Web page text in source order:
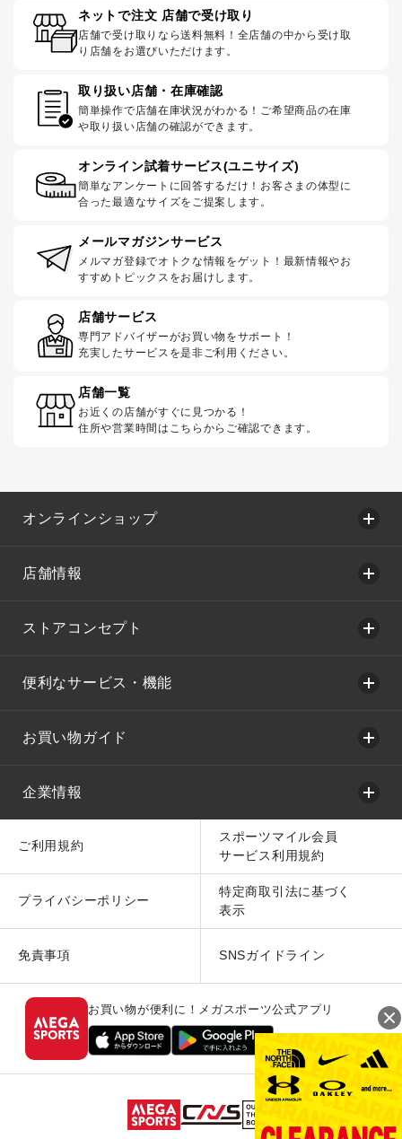
ネットで注文 店舗で受け取り
店舗で受け取りなら送料無料！全店舗の中から受け取
り店舗をお選びいただけます。
取り扱い店舗・在庫確認
簡単操作で店舗在庫状況がわかる！ご希望商品の在庫
や取り扱い店舗の確認ができます。
オンライン試着サービス(ユニサイズ)
簡単なアンケートに回答するだけ！お客さまの体型に
合った最適なサイズをご提案します。
メールマガジンサービス
メルマガ登録でオトクな情報をゲット！最新情報やお
すすめトピックスをお届けします。
店舗サービス
専門アドバイザーがお買い物をサポート！
充実したサービスを是非ご利用ください。
店舗一覧
お近くの店舗がすぐに見つかる！
住所や営業時間はこちらからご確認できます。
オンラインショップ
店舗情報
ストアコンセプト
便利なサービス・機能
お買い物ガイド
企業情報
ご利用規約
スポーツマイル会員
サービス利用規約
プライバシーポリシー
特定商取引法に基づく
表示
免責事項 SNSガイドライン
お買い物が便利に！メガスポーツ公式アプリ